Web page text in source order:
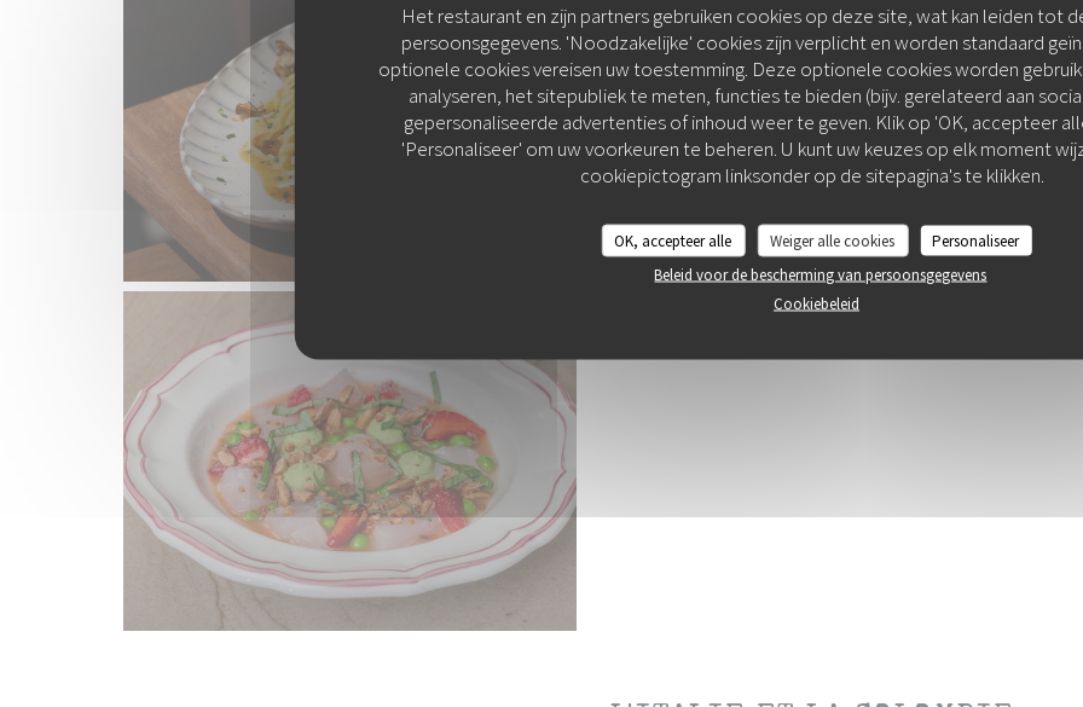
Het restaurant en zijn partners gebruiken cookies op deze site, wat kan leiden tot
persoonsgegevens. 'Noodzakelijke' cookies zijn verplicht en worden standaard
optionele cookies vereisen uw toestemming. Deze optionele cookies worden
analyseren, het sitepubliek te meten, functies te bieden (bijv. gerelateerd aan
gepersonaliseerde advertenties of inhoud weer te geven. Klik op 'OK, accepteer
'Personaliseer' om uw voorkeuren te beheren. U kunt uw keuzes op elk moment
cookiepictogram linksonder op de sitepagina's te klikken.
OK, accepteer alle Weiger alle cookies
Personaliseer
Beleid voor de bescherming van persoonsgegevens
Cookiebeleid
COLITA